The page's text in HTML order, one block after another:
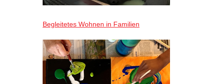
Begleitetes Wohnen in Familien